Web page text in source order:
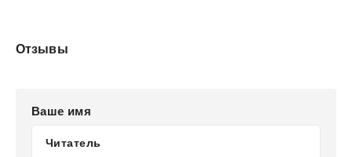
Отзывы
Ваше имя